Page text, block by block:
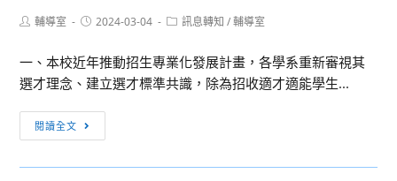
學
學
年
各
申
Post輔導室
Post2024-03-04
Post訊息轉知 / 輔導室
一、本校近年推動招生專業化發展計畫，各學系重新審視其
選才理念、建立選才標準共識，除為招收適才適能學生...
閱讀全文
立
臺